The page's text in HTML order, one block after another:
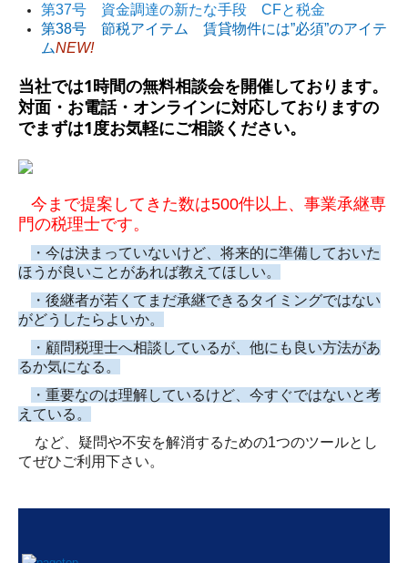
第37号 資金調達の新たな手段 CFと税金
第38号 節税アイテム 賃貸物件には”必須”のアイテ
ムNEW!
当社では1時間の無料相談会を開催しております。
対面・お電話・オンラインに対応しておりますの
でまずは1度お気軽にご相談ください。
今まで提案してきた数は500件以上、事業承継専
門の税理士です。
・今は決まっていないけど、将来的に準備しておいた
ほうが良いことがあれば教えてほしい。
・後継者が若くてまだ承継できるタイミングではない
がどうしたらよいか。
・顧問税理士へ相談しているが、他にも良い方法があ
るか気になる。
・重要なのは理解しているけど、今すぐではないと考
えている。
など、疑問や不安を解消するための1つのツールとし
てぜひご利用下さい。